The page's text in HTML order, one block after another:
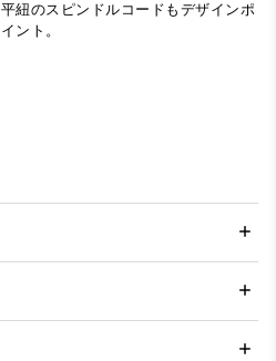
平紐のスピンドルコードもデザインポ
イント。